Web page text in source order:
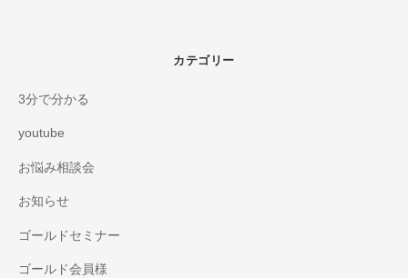
カテゴリー
3分で分かる
youtube
お悩み相談会
お知らせ
ゴールドセミナー
ゴールド会員様